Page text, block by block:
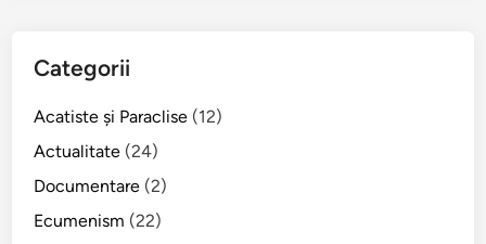
Categorii
Acatiste şi Paraclise (12)
Actualitate (24)
Documentare (2)
Ecumenism (22)